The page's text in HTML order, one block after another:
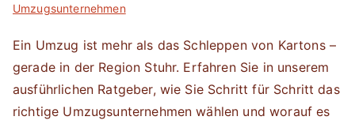
Umzugsunternehmen
Ein Umzug ist mehr als das Schleppen von Kartons –
gerade in der Region Stuhr. Erfahren Sie in unserem
ausführlichen Ratgeber, wie Sie Schritt für Schritt das
richtige Umzugsunternehmen wählen und worauf es